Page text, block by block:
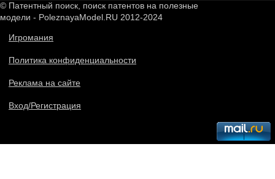
© Патентный поиск, поиск патентов на полезные
модели - PoleznayaModel.RU 2012-2024
Игромания
Политика конфиденциальности
Реклама на сайте
Вход/Регистрация